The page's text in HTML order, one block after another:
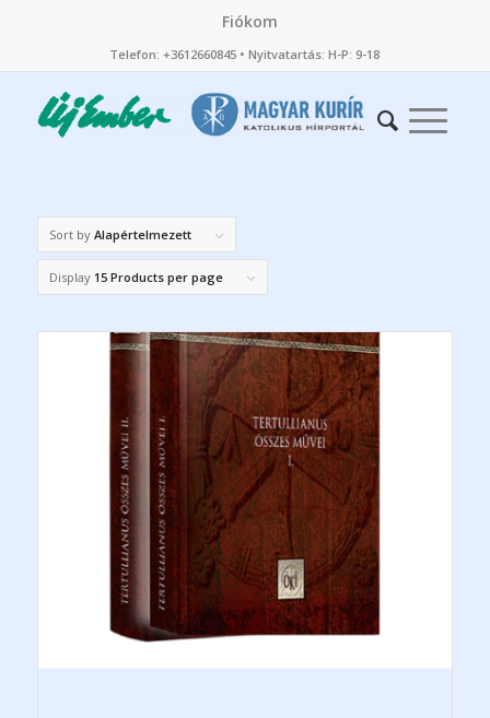
Fiókom
Telefon: +3612660845 • Nyitvatartás: H-P: 9-18
Sort by Alapértelmezett
Display 15 Products per page